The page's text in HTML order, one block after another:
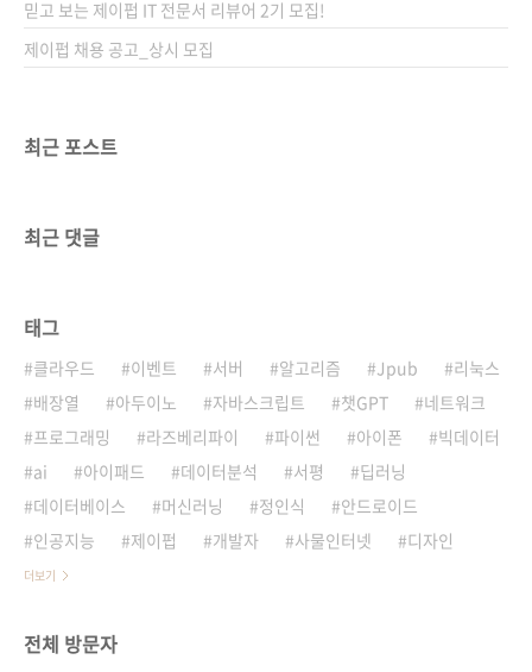
믿고 보는 제이펍 IT 전문서 리뷰어 2기 모집!
제이펍 채용 공고_상시 모집
최근 포스트
최근 댓글
태그
클라우드 이벤트 서버 알고리즘 Jpub
리눅스
배장열
아두이노 자바스크립트 챗GPT
네트워크
프로그래밍
라즈베리파이 파이썬 아이폰
빅데이터
ai
아이패드 데이터분석 서평
딥러닝
데이터베이스
머신러닝 정인식
안드로이드
인공지능
제이펍 개발자 사물인터넷 디자인
더보기
전체 방문자